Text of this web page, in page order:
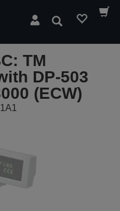
Pesquisar
TM
DP-503
(ECW)